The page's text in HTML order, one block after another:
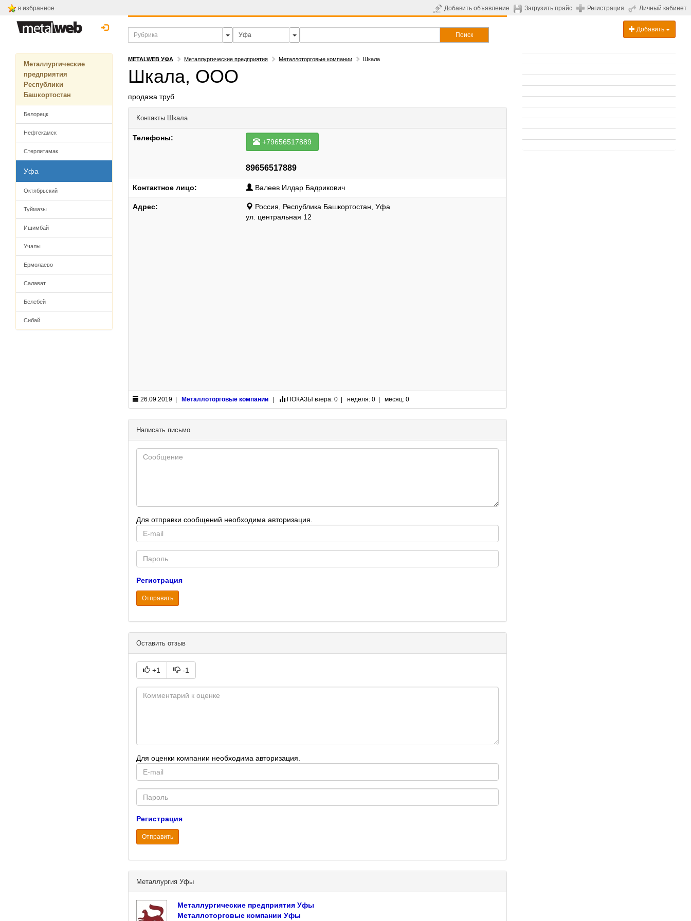
в избранное Добавить объявление Загрузить прайс Регистрация Личный кабинет
Поиск
Добавить
Металлургические
предприятия
Республики
Башкортостан
Белорецк
Нефтекамск
Стерлитамак
Уфа
Октябрьский
Туймазы
Ишимбай
Учалы
Ермолаево
Салават
Белебей
Сибай
METALWEB УФА Металлургические предприятия Металлоторговые компании Шкала
Шкала, ООО
продажа труб
Контакты Шкала
Телефоны: +79656517889
89656517889
Контактное лицо: Валеев Илдар Бадрикович
Адрес:
Россия, Республика Башкортостан, Уфа
ул. центральная 12
26.09.2019 | Металлоторговые компании ПОКАЗЫ вчера: 0 | неделя: 0 | месяц: 0
Написать письмо
Для отправки сообщений необходима авторизация.
mail
Password
Регистрация
Отправить
Оставить отзыв
+1 -1
Для оценки компании необходима авторизация.
mail
Password
Регистрация
Отправить
Металлургия Уфы
Металлургические предприятия Уфы
Металлоторговые компании Уфы